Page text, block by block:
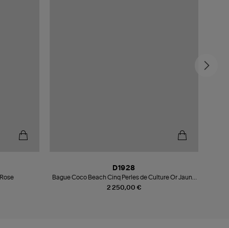
2 250,00 €
D1928
Bague Coco Beach Cinq Perles de Culture Or Jaune
Diamants